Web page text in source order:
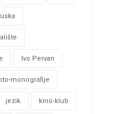
Ivo Pervan
monografije
jezik kino-klub